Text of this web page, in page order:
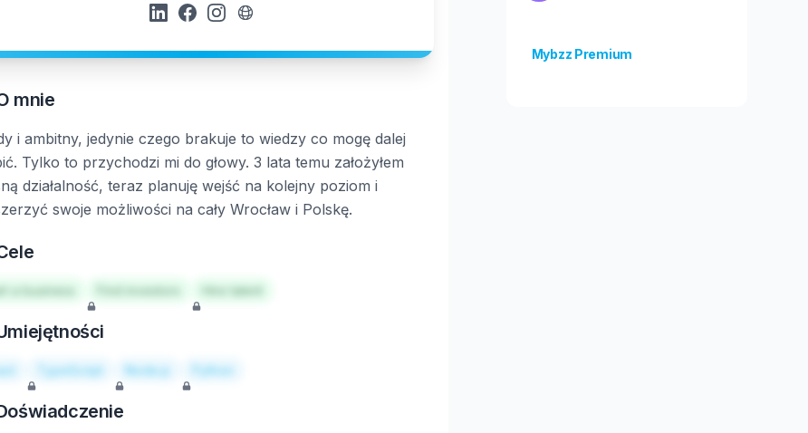
mnie
i ambitny, jedynie czego brakuje to wiedzy co mogę dalej
Tylko to przychodzi mi do głowy. 3 lata temu założyłem
działalność, teraz planuję wejść na kolejny poziom i
swoje możliwości na cały Wrocław i Polskę.
a business Hire talent
TypeScript Node.js Python
Mybzz Premium